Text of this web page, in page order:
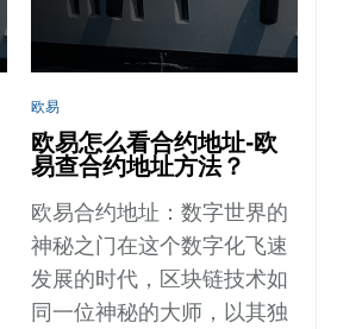
欧易
欧易怎么看合约地址-欧
易查合约地址方法？
欧易合约地址：数字世界的
神秘之门在这个数字化飞速
发展的时代，区块链技术如
同一位神秘的大师，以其独